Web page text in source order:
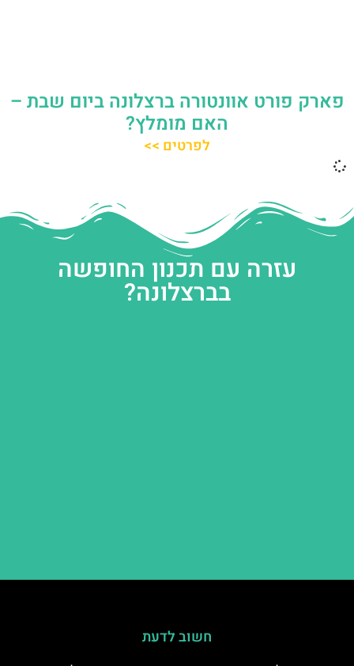
פארק פורט אוונטורה ברצלונה ביום שבת –
האם מומלץ?
לפרטים >>
עזרה עם תכנון החופשה
בברצלונה?
חשוב לדעת